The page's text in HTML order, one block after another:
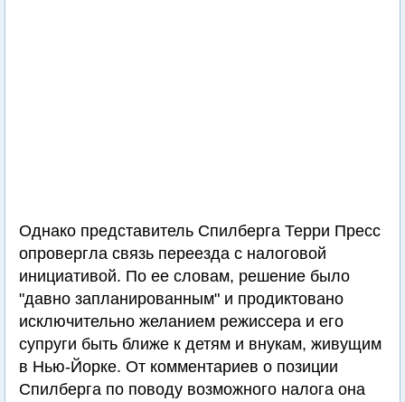
Однако представитель Спилберга Терри Пресс
опровергла связь переезда с налоговой
инициативой. По ее словам, решение было
"давно запланированным" и продиктовано
исключительно желанием режиссера и его
супруги быть ближе к детям и внукам, живущим
в Нью-Йорке. От комментариев о позиции
Спилберга по поводу возможного налога она